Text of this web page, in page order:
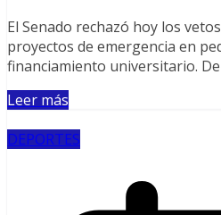
El Senado rechazó hoy los
proyectos de emergencia en
financiamiento universitario. De
Leer más
DEPORTES